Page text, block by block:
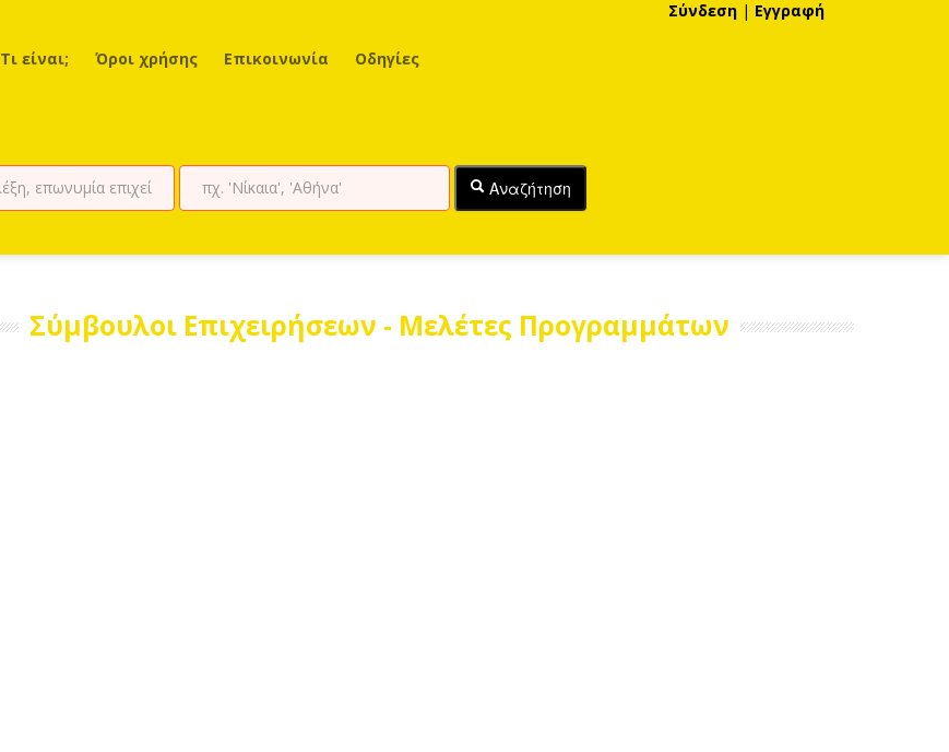
Τι είναι; Όροι χρήσης Επικοινωνία Οδηγίες
Σύνδεση | Εγγραφή
Αναζήτηση
Σύμβουλοι Επιχειρήσεων - Μελέτες Προγραμμάτων